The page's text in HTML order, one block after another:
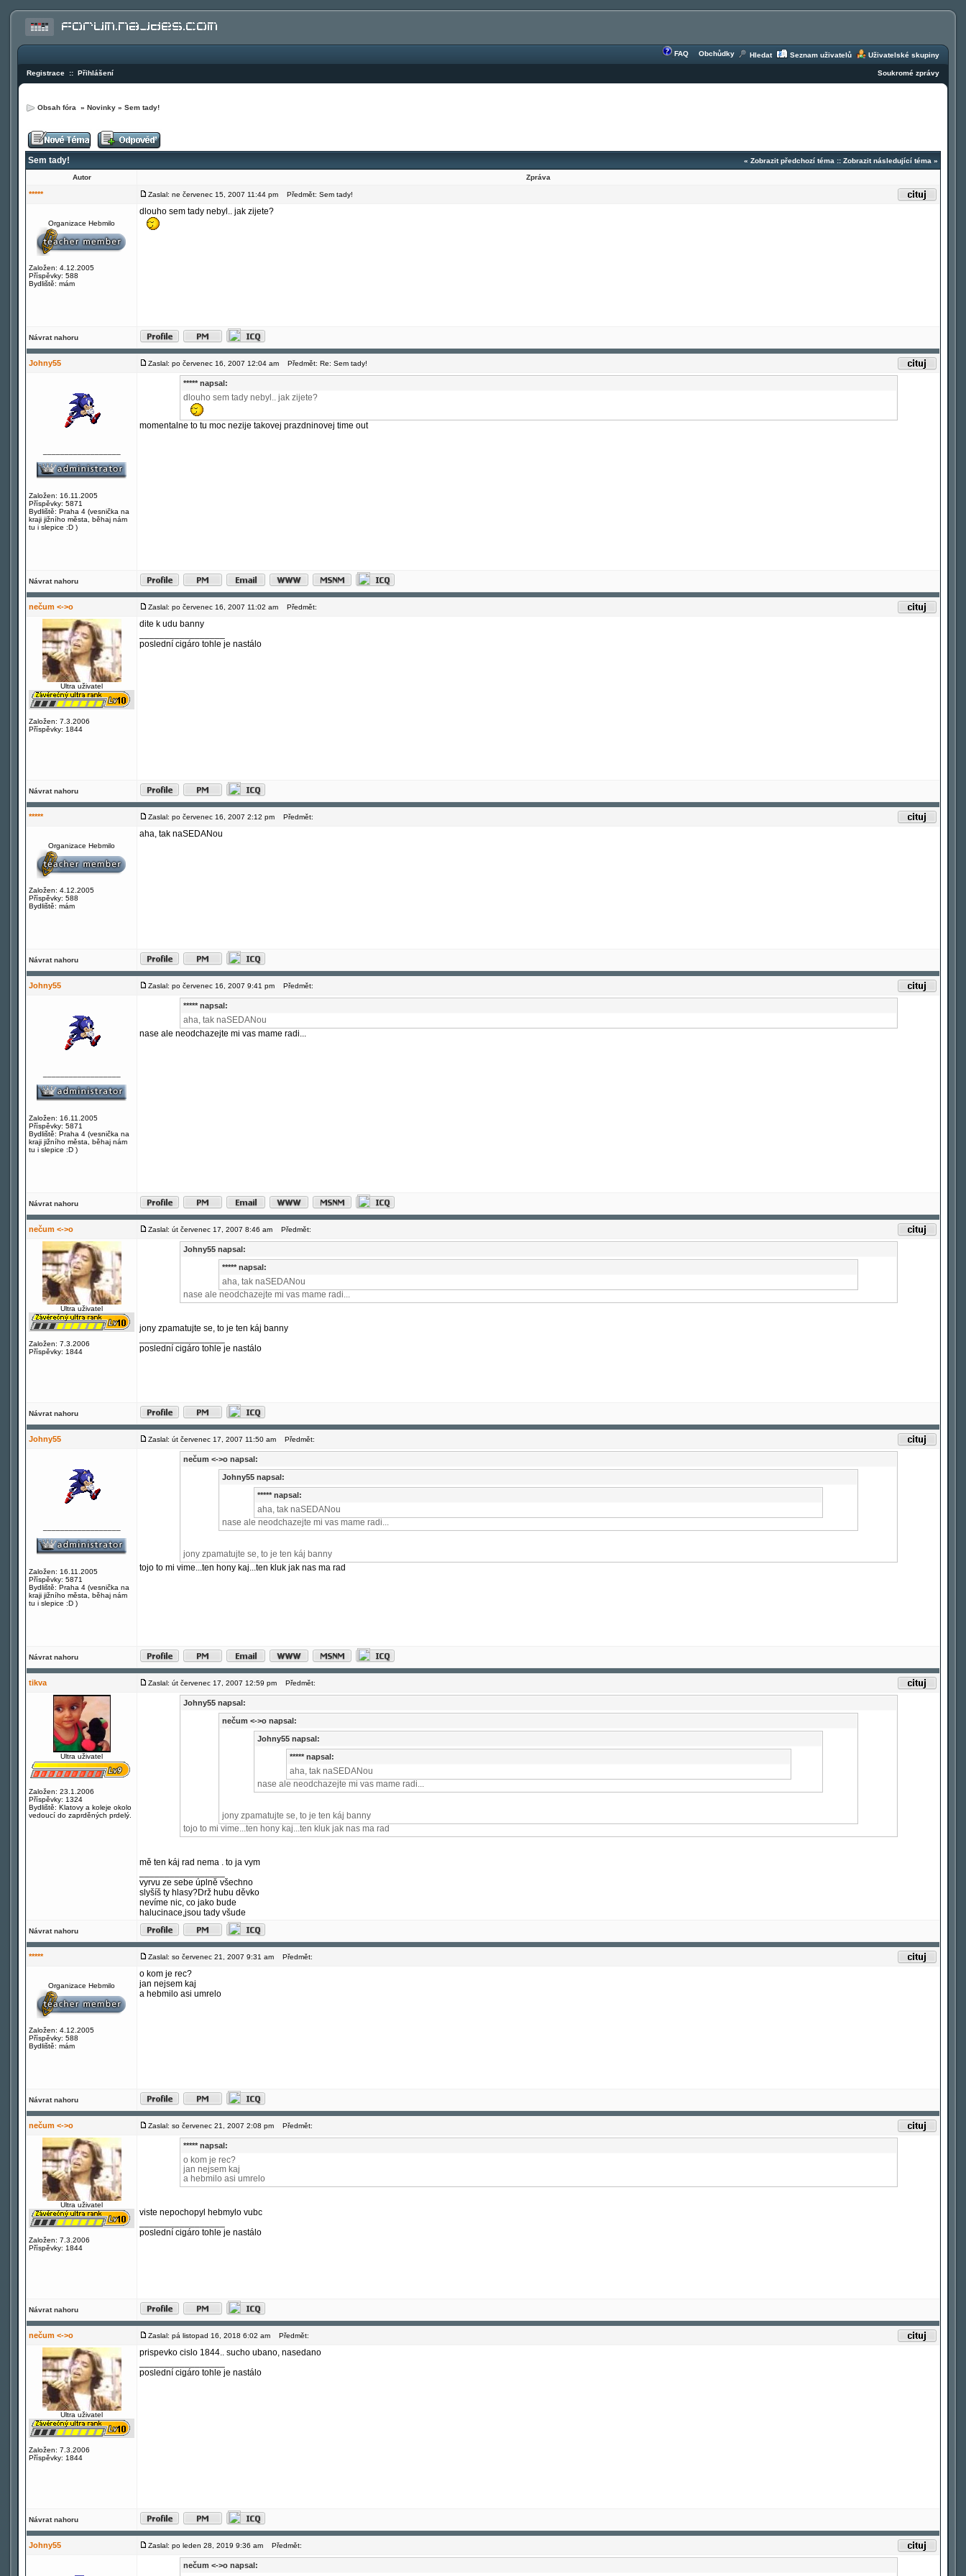
FAQ Obchůdky Hledat Seznam uživatelů Uživatelské skupiny
Registrace :: Přihlášení Soukromé zprávy
Obsah fóra » Novinky » Sem tady!
Sem tady! « Zobrazit předchozí téma :: Zobrazit následující téma »
Autor Zpráva
***** Zaslal: ne červenec 15, 2007 11:44 pm Předmět: Sem tady!
Organizace Hebmilo
Založen: 4.12.2005
Příspěvky: 588
Bydliště: mám
dlouho sem tady nebyl.. jak zijete?
Návrat nahoru
Johny55 Zaslal: po červenec 16, 2007 12:04 am Předmět: Re: Sem tady!
Založen: 16.11.2005
Příspěvky: 5871
Bydliště: Praha 4 (vesnička na
kraji jižního města, běhaj nám
tu i slepice :D )
***** napsal:
dlouho sem tady nebyl.. jak zijete?
momentalne to tu moc nezije takovej prazdninovej time out
Návrat nahoru
nečum <->o Zaslal: po červenec 16, 2007 11:02 am Předmět:
Ultra uživatel
Založen: 7.3.2006
Příspěvky: 1844
dite k udu banny
poslední cigáro tohle je nastálo
Návrat nahoru
***** Zaslal: po červenec 16, 2007 2:12 pm Předmět:
Organizace Hebmilo
Založen: 4.12.2005
Příspěvky: 588
Bydliště: mám
aha, tak naSEDANou
Návrat nahoru
Johny55 Zaslal: po červenec 16, 2007 9:41 pm Předmět:
Založen: 16.11.2005
Příspěvky: 5871
Bydliště: Praha 4 (vesnička na
kraji jižního města, běhaj nám
tu i slepice :D )
***** napsal:
aha, tak naSEDANou
nase ale neodchazejte mi vas mame radi...
Návrat nahoru
nečum <->o Zaslal: út červenec 17, 2007 8:46 am Předmět:
Ultra uživatel
Založen: 7.3.2006
Příspěvky: 1844
Johny55 napsal:
***** napsal:
aha, tak naSEDANou
nase ale neodchazejte mi vas mame radi...
jony zpamatujte se, to je ten káj banny
poslední cigáro tohle je nastálo
Návrat nahoru
Johny55 Zaslal: út červenec 17, 2007 11:50 am Předmět:
Založen: 16.11.2005
Příspěvky: 5871
Bydliště: Praha 4 (vesnička na
kraji jižního města, běhaj nám
tu i slepice :D )
nečum <->o napsal:
Johny55 napsal:
***** napsal:
aha, tak naSEDANou
nase ale neodchazejte mi vas mame radi...
jony zpamatujte se, to je ten káj banny
tojo to mi vime...ten hony kaj...ten kluk jak nas ma rad
Návrat nahoru
tikva Zaslal: út červenec 17, 2007 12:59 pm Předmět:
Ultra uživatel
Založen: 23.1.2006
Příspěvky: 1324
Bydliště: Klatovy a koleje okolo
vedoucí do zaprděných prdelý.
Johny55 napsal:
nečum <->o napsal:
Johny55 napsal:
***** napsal:
aha, tak naSEDANou
nase ale neodchazejte mi vas mame radi...
jony zpamatujte se, to je ten káj banny
tojo to mi vime...ten hony kaj...ten kluk jak nas ma rad
mě ten káj rad nema . to ja vym
vyrvu ze sebe úplně všechno
slyšíš ty hlasy?Drž hubu děvko
nevíme nic, co jako bude
halucinace,jsou tady všude
Návrat nahoru
***** Zaslal: so červenec 21, 2007 9:31 am Předmět:
Organizace Hebmilo
Založen: 4.12.2005
Příspěvky: 588
Bydliště: mám
o kom je rec?
jan nejsem kaj
a hebmilo asi umrelo
Návrat nahoru
nečum <->o Zaslal: so červenec 21, 2007 2:08 pm Předmět:
Ultra uživatel
Založen: 7.3.2006
Příspěvky: 1844
***** napsal:
o kom je rec?
jan nejsem kaj
a hebmilo asi umrelo
viste nepochopyl hebmylo vubc
poslední cigáro tohle je nastálo
Návrat nahoru
nečum <->o Zaslal: pá listopad 16, 2018 6:02 am Předmět:
Ultra uživatel
Založen: 7.3.2006
Příspěvky: 1844
prispevko cislo 1844.. sucho ubano, nasedano
poslední cigáro tohle je nastálo
Návrat nahoru
Johny55 Zaslal: po leden 28, 2019 9:36 am Předmět:
nečum <->o napsal: